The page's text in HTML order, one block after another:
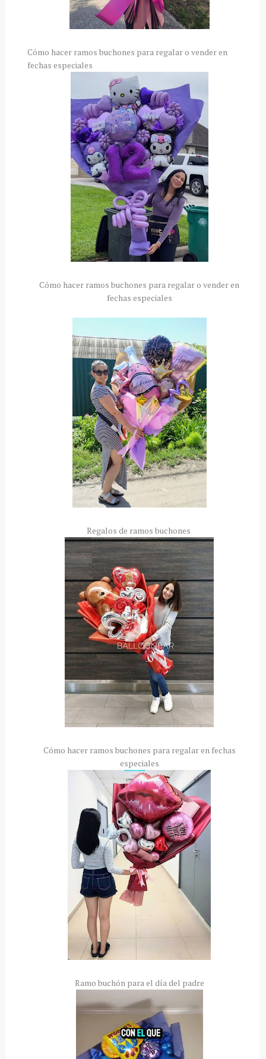
Cómo hacer ramos buchones para regalar o vender en
fechas especiales
Cómo hacer ramos buchones para regalar o vender en
fechas especiales
Regalos de ramos buchones
Cómo hacer ramos buchones para regalar en fechas
especiales
Ramo buchón para el día del padre